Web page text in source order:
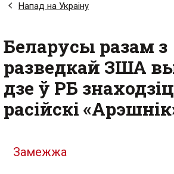
Напад на Украіну
Беларусы разам з
разведкай ЗША
дзе ў РБ
расійскі
Замежжа